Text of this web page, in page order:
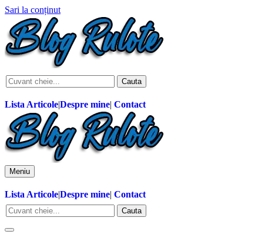
Sari la conținut
Caută... Cauta
Lista Articole|Despre mine| Contact
Meniu
Meniu
navigare
Lista Articole|Despre mine| Contact
Caută...
Cauta
Meniu